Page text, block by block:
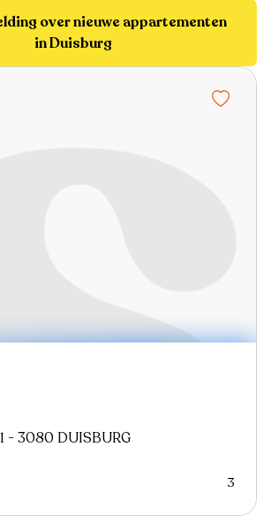
over nieuwe appartementen
in Duisburg
- 3080 DUISBURG
3